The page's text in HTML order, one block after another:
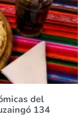
del
134